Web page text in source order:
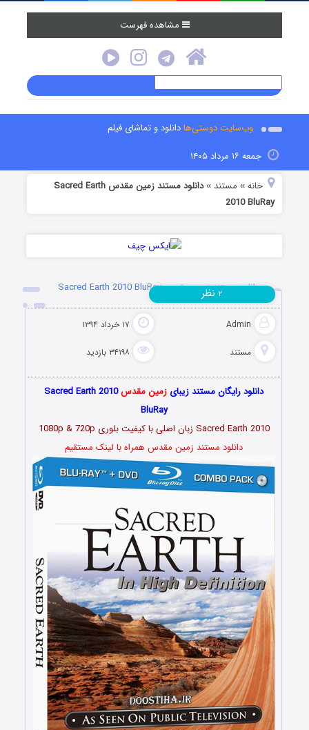
مشاهده فهرست
وب‌سایت دوستی‌هادانلود و تماشای فیلم
جمعه ۱۶ مرداد ۱۴۰۵
خانه » مستند »
دانلود مستند زمین مقدس Sacred Earth
2010 BluRay
دانلود مستند زمین مقدس Sacred Earth 2010 BluRay
Admin ۱۷ خرداد ۱۳۹۴
مستند ۳۴۱۹۸ بازدید
۲ نظر
دانلود رایگان مستند زیبای زمین مقدسSacred Earth 2010
BluRay
Sacred Earth 2010 زبان اصلی با کیفیت بلوری 1080p & 720p
دانلود مستند زمین مقدس همراه با لینک مستقیم